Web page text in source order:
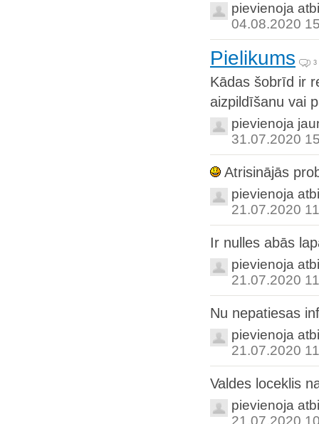
pievienoja
04.08.2020
Pielikums 3
Kādas šobrīd ir
aizpildīšanu vai
pievienoja
31.07.2020
Atrisinājās
pievienoja
21.07.2020
Ir nulles abās
pievienoja
21.07.2020
Nu nepatiesas
pievienoja
21.07.2020
Valdes loceklis
pievienoja
21.07.2020